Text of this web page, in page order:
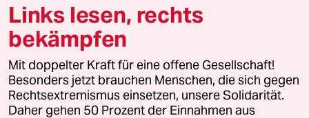
© 2026 taz Verlags und Vertriebs GmbH
Alle Rechte vorbehalten. Bei rechtlichen Fragen oder für Genehmigungen
wenden Sie sich bitte an lizenzen@taz.de
Links lesen, rechts
bekämpfen
Mit doppelter Kraft für eine offene Gesellschaft!
Besonders jetzt brauchen Menschen, die sich gegen
Rechtsextremismus einsetzen, unsere Solidarität.
Daher gehen 50 Prozent der Einnahmen aus